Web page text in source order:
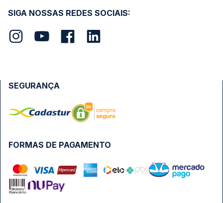
SIGA NOSSAS REDES SOCIAIS:
FORMAS DE PAGAMENTO
SEGURANÇA